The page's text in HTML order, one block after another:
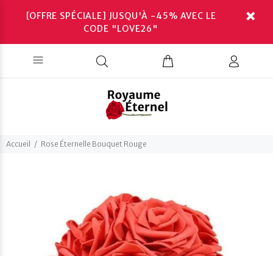
[OFFRE SPÉCIALE] JUSQU'À -45% AVEC LE
CODE "LOVE26"
Accueil Rose Éternelle Bouquet Rouge